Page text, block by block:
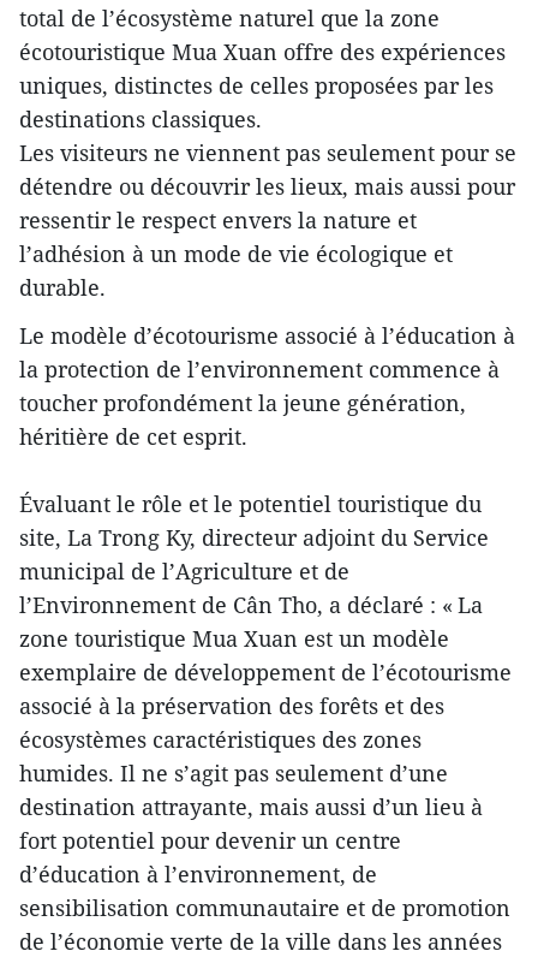
total de l’écosystème naturel que la zone
écotouristique Mua Xuan offre des expériences
uniques, distinctes de celles proposées par les
destinations classiques.
Les visiteurs ne viennent pas seulement pour se
détendre ou découvrir les lieux, mais aussi pour
ressentir le respect envers la nature et
l’adhésion à un mode de vie écologique et
durable.
Le modèle d’écotourisme associé à l’éducation à
la protection de l’environnement commence à
toucher profondément la jeune génération,
héritière de cet esprit.
Évaluant le rôle et le potentiel touristique du
site, La Trong Ky, directeur adjoint du Service
municipal de l’Agriculture et de
l’Environnement de Cân Tho, a déclaré : « La
zone touristique Mua Xuan est un modèle
exemplaire de développement de l’écotourisme
associé à la préservation des forêts et des
écosystèmes caractéristiques des zones
humides. Il ne s’agit pas seulement d’une
destination attrayante, mais aussi d’un lieu à
fort potentiel pour devenir un centre
d’éducation à l’environnement, de
sensibilisation communautaire et de promotion
de l’économie verte de la ville dans les années